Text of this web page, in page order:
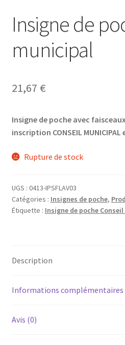
Insigne de
municipal
21,67 €
Insigne de poche avec
inscription CONSEIL MUNICIPAL
Rupture de stock
UGS : 0413-IPSFLAV03
Catégories : Insignes de poche,
Étiquette : Insigne de poche
Description
Informations complémentaires
Avis (0)